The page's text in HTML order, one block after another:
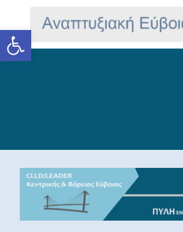
Ανοίξτε τη γραμμή εργαλείων